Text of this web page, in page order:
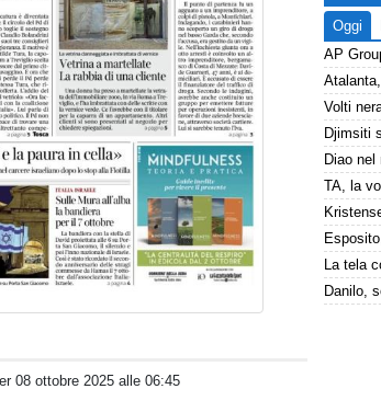
08 ottobre 2025 alle 06:45
Oggi